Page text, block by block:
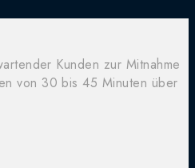
Kunden zur Mitnahme
von 30 bis 45 Minuten über